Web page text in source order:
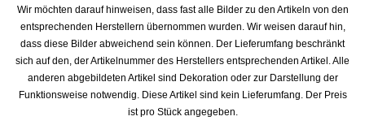
Wir möchten darauf hinweisen, dass fast alle Bilder zu den Artikeln von den
entsprechenden Herstellern übernommen wurden. Wir weisen darauf hin,
dass diese Bilder abweichend sein können. Der Lieferumfang beschränkt
sich auf den, der Artikelnummer des Herstellers entsprechenden Artikel. Alle
anderen abgebildeten Artikel sind Dekoration oder zur Darstellung der
Funktionsweise notwendig. Diese Artikel sind kein Lieferumfang. Der Preis
ist pro Stück angegeben.